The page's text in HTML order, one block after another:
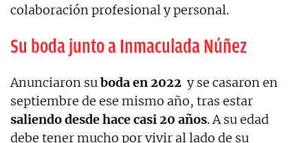
colaboración profesional y personal.
Su boda junto a Inmaculada Núñez
Anunciaron suboda en 2022 y se casaron en
septiembre de ese mismo año, tras estar
saliendo desde hace casi 20 años. A su edad
debe tener mucho por vivir al lado de su